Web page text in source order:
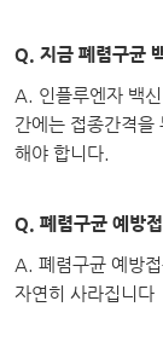
Q. 지금 폐렴구균
A. 인플루엔자 백
간에는 접종간격
해야 합니다.
Q. 폐렴구균 예방
A. 폐렴구균 예방
자연히 사라집니다